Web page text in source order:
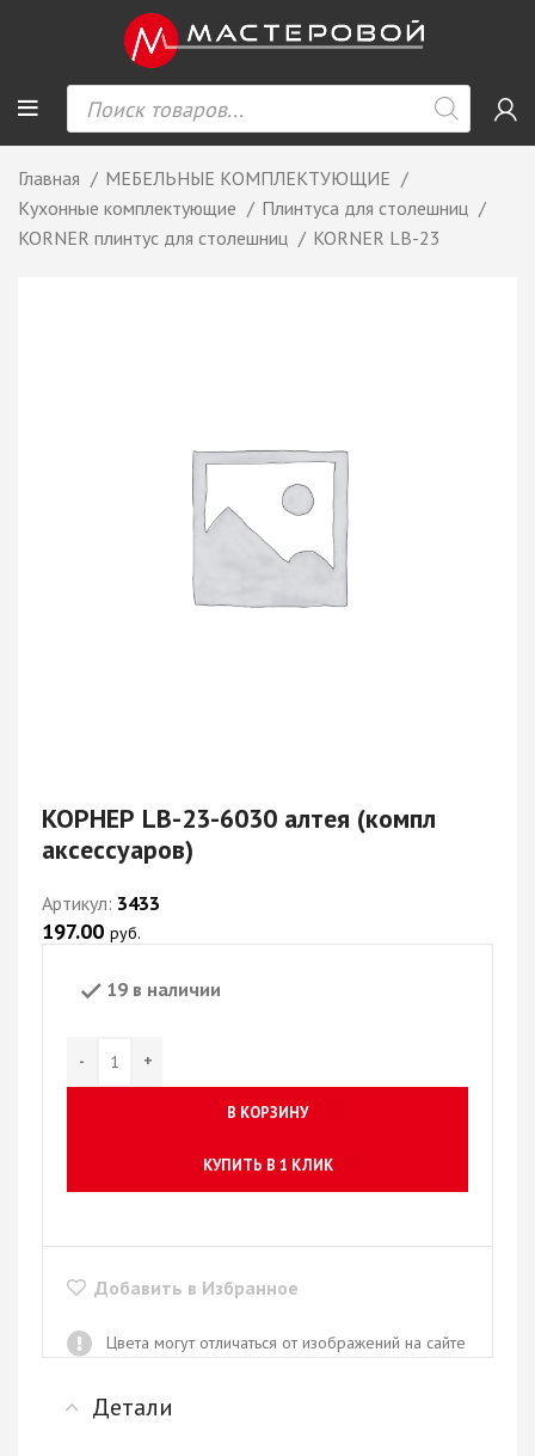
Главная
МЕБЕЛЬНЫЕ КОМПЛЕКТУЮЩИЕ
Кухонные комплектующие
Плинтуса для столешниц
KORNER плинтус для столешниц
KORNER LB-23
КОРНЕР LB-23-6030 алтея (компл
аксессуаров)
Артикул: 3433
197.00 руб.
19 в наличии
В КОРЗИНУ
КУПИТЬ В 1 КЛИК
Добавить в Избранное
Цвета могут отличаться от изображений на сайте
Детали